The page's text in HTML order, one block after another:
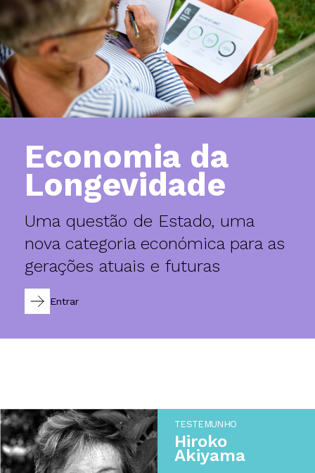
Economia da
Longevidade
Uma questão de Estado, uma
nova categoria económica para as
gerações atuais e futuras
Entrar
TESTEMUNHO
Hiroko
Akiyama